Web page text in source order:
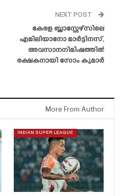
NEXT POST
കേരള ബ്ലാസ്റ്റേഴ്‌സിലെ
എമിലിയാനോ മാർട്ടിനസ്,
അവസാനനിമിഷത്തിൽ
രക്ഷകനായി സോം കുമാർ
More From Author
INDIAN SUPER LEAGUE